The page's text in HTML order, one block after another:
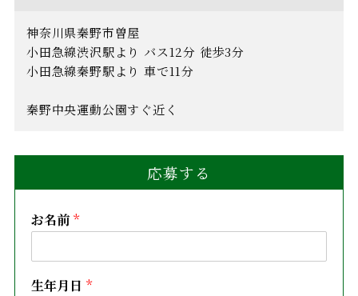
神奈川県秦野市曽屋
小田急線渋沢駅より バス12分 徒歩3分
小田急線秦野駅より 車で11分
秦野中央運動公園すぐ近く
応募する
お名前 *
生年月日 *